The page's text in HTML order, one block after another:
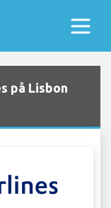
på Lisbon